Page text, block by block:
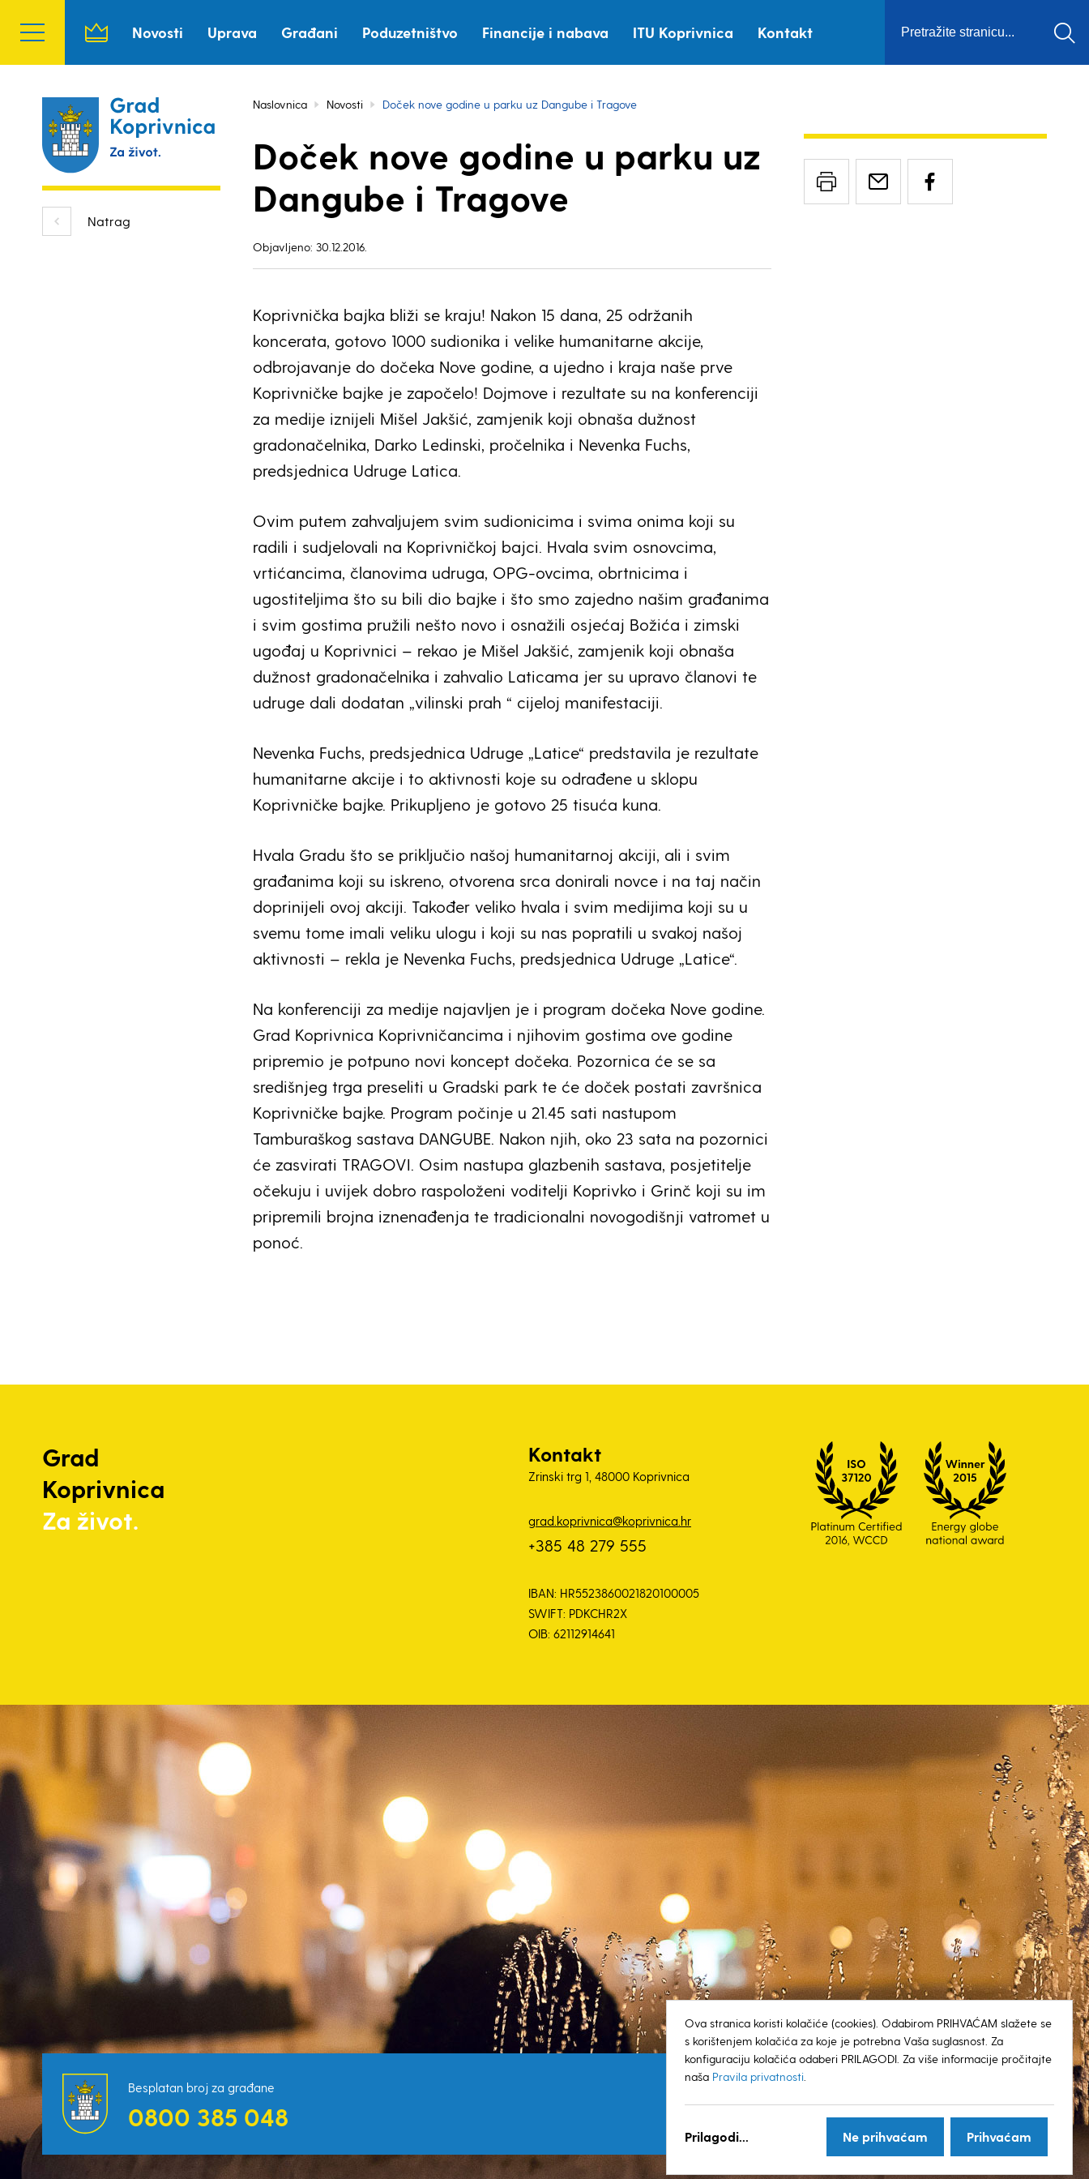
Novosti Uprava Građani Poduzetništvo Financije i nabava ITU Koprivnica Kontakt
Natrag
Naslovnica Novosti Doček nove godine u parku uz Dangube i Tragove
Doček nove godine u parku uz
Dangube i Tragove
Objavljeno: 30.12.2016.
Koprivnička bajka bliži se kraju! Nakon 15 dana, 25 održanih
koncerata, gotovo 1000 sudionika i velike humanitarne akcije,
odbrojavanje do dočeka Nove godine, a ujedno i kraja naše prve
Koprivničke bajke je započelo! Dojmove i rezultate su na konferenciji
za medije iznijeli Mišel Jakšić, zamjenik koji obnaša dužnost
gradonačelnika, Darko Ledinski, pročelnika i Nevenka Fuchs,
predsjednica Udruge Latica.
Ovim putem zahvaljujem svim sudionicima i svima onima koji su
radili i sudjelovali na Koprivničkoj bajci. Hvala svim osnovcima,
vrtićancima, članovima udruga, OPG-ovcima, obrtnicima i
ugostiteljima što su bili dio bajke i što smo zajedno našim građanima
i svim gostima pružili nešto novo i osnažili osjećaj Božića i zimski
ugođaj u Koprivnici – rekao je Mišel Jakšić, zamjenik koji obnaša
dužnost gradonačelnika i zahvalio Laticama jer su upravo članovi te
udruge dali dodatan „vilinski prah “ cijeloj manifestaciji.
Nevenka Fuchs, predsjednica Udruge „Latice“ predstavila je rezultate
humanitarne akcije i to aktivnosti koje su odrađene u sklopu
Koprivničke bajke. Prikupljeno je gotovo 25 tisuća kuna.
Hvala Gradu što se priključio našoj humanitarnoj akciji, ali i svim
građanima koji su iskreno, otvorena srca donirali novce i na taj način
doprinijeli ovoj akciji. Također veliko hvala i svim medijima koji su u
svemu tome imali veliku ulogu i koji su nas popratili u svakoj našoj
aktivnosti – rekla je Nevenka Fuchs, predsjednica Udruge „Latice“.
Na konferenciji za medije najavljen je i program dočeka Nove godine.
Grad Koprivnica Koprivničancima i njihovim gostima ove godine
pripremio je potpuno novi koncept dočeka. Pozornica će se sa
središnjeg trga preseliti u Gradski park te će doček postati završnica
Koprivničke bajke. Program počinje u 21.45 sati nastupom
Tamburaškog sastava DANGUBE. Nakon njih, oko 23 sata na pozornici
će zasvirati TRAGOVI. Osim nastupa glazbenih sastava, posjetitelje
očekuju i uvijek dobro raspoloženi voditelji Koprivko i Grinč koji su im
pripremili brojna iznenađenja te tradicionalni novogodišnji vatromet u
ponoć.
Grad
Koprivnica
Za život.
Kontakt
Zrinski trg 1, 48000 Koprivnica
grad.koprivnica@koprivnica.hr
+385 48 279 555
IBAN: HR5523860021820100005
SWIFT: PDKCHR2X
OIB: 62112914641
Besplatan broj za građane
0800 385 048 © GRAD KOPRIVNICA
Ova stranica koristi kolačiće (cookies). Odabirom PRIHVAĆAM slažete se
s korištenjem kolačića za koje je potrebna Vaša suglasnost. Za
konfiguraciju kolačića odaberi PRILAGODI. Za više informacije pročitajte
naša Pravila privatnosti
Prilagodi... Ne prihvaćam Prihvaćam